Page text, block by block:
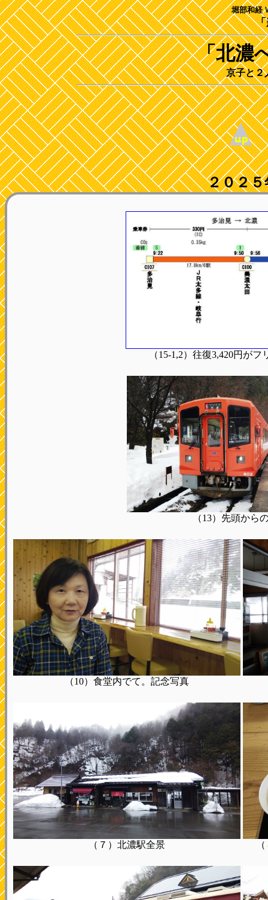
堀部和経
「北濃
京子と２
２０２
（15-1,2）往復3,420円がフ
（13）先頭から
（10）食堂内でて。記念写真
（７）北濃駅全景